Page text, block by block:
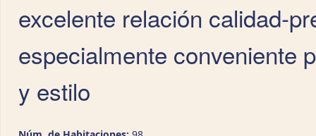
excelente relación
especialmente conveniente
y estilo